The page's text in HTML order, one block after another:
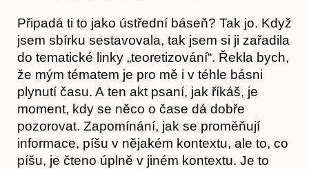
Připadá ti to jako ústřední báseň? Tak jo. Když
jsem sbírku sestavovala, tak jsem si ji zařadila
do tematické linky „teoretizování“. Řekla bych,
že mým tématem je pro mě i v téhle básni
plynutí času. A ten akt psaní, jak říkáš, je
moment, kdy se něco o čase dá dobře
pozorovat. Zapomínání, jak se proměňují
informace, píšu v nějakém kontextu, ale to, co
píšu, je čteno úplně v jiném kontextu. Je to